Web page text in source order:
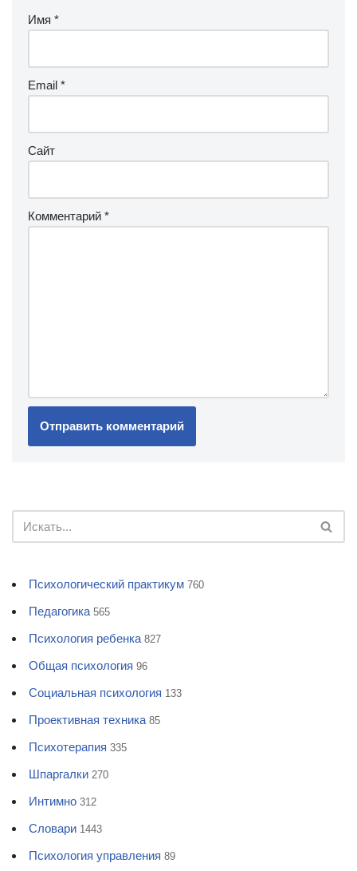
Имя *
Email *
Сайт
Комментарий *
Психологический практикум 760
Педагогика 565
Психология ребенка 827
Общая психология 96
Социальная психология 133
Проективная техника 85
Психотерапия 335
Шпаргалки 270
Интимно 312
Словари 1443
Психология управления 89